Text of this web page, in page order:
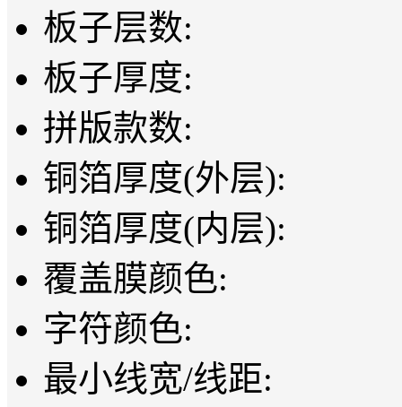
板子层数:
板子厚度:
拼版款数:
铜箔厚度(外层):
铜箔厚度(内层):
覆盖膜颜色:
字符颜色:
最小线宽/线距: